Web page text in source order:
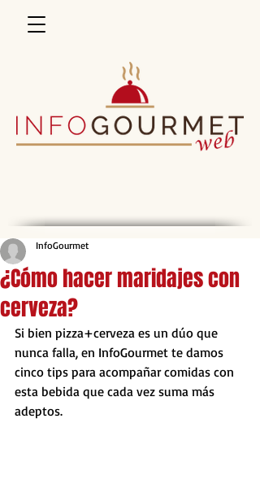
¿Cómo hacer maridajes con
cerveza?
InfoGourmet
Si bien pizza+cerveza es un dúo que
nunca falla, en InfoGourmet te damos
cinco tips para acompañar comidas con
esta bebida que cada vez suma más
adeptos.